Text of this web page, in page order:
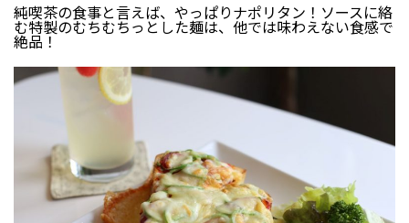
純喫茶の食事と言えば、やっぱりナポリタン！ソースに絡
む特製のむちむちっとした麺は、他では味わえない食感で
絶品！